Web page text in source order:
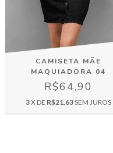
CAMISETA MÃE
MAQUIADORA 04
R$64,90
3X DE R$21,63SEM JUROS